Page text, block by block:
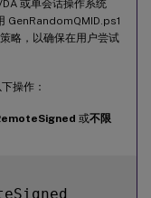
或单会话操作系统
GenRandomQMID.ps1
略，以确保在用户尝试
操作：
或不限